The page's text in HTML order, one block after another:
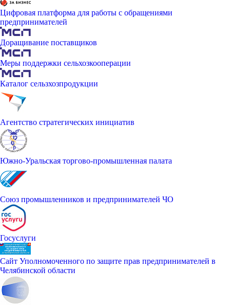
Цифровая платформа для работы с обращениями
предпринимателей
Доращивание поставщиков
Меры поддержки сельхозкооперации
Каталог сельзхозпродукции
Агентство стратегических инициатив
Южно-Уральская торгово-промышленная палата
Союз промышленников и предпринимателей ЧО
Госуслуги
Сайт Уполномоченного по защите прав предпринимателей в
Челябинской области